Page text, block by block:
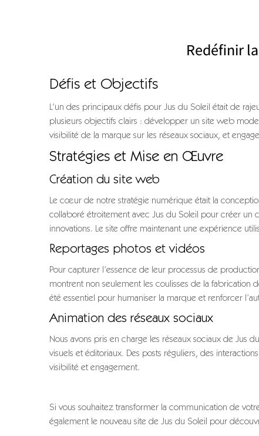
Redéfinir
Défis et Objectifs
L’un des principaux défis pour Jus du Soleil était de
plusieurs objectifs clairs : développer un site web
visibilité de la marque sur les réseaux sociaux, et
Stratégies et Mise en Œuvre
Création du site web
Le cœur de notre stratégie numérique était la
collaboré étroitement avec Jus du Soleil pour créer un
innovations. Le site offre maintenant une expérience
Reportages photos et vidéos
Pour capturer l’essence de leur processus de
montrent non seulement les coulisses de la fabrication
été essentiel pour humaniser la marque et renforcer
Animation des réseaux sociaux
Nous avons pris en charge les réseaux sociaux de Jus
visuels et éditoriaux. Des posts réguliers, des
visibilité et engagement.
Si vous souhaitez transformer la communication de
également le nouveau site de Jus du Soleil pour